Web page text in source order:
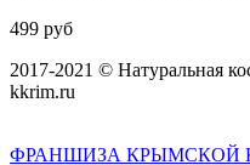
499 руб
2017-2021 © Натуральная
kkrim.ru
ФРАНШИЗА КРЫМСКОЙ